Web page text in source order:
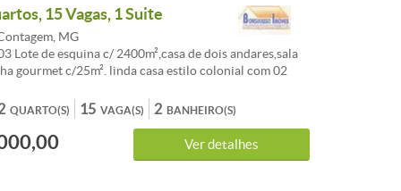
15 Vagas, 1 Suite
MG
Lote de esquina c/ 2400m²,casa de dois andares,sala
gourmet c/25m². linda casa estilo colonial com 02
cozinha com vidro temperado com linda vista -
com forro em madeira e escada em madeira.
com faixada em vidro Blindex. Terreno todo
cerca viva. Sistema de segurança etv. Água e luz
QUARTO(S) VAGA(S)
15 BANHEIRO(S)
2
Ver detalhes